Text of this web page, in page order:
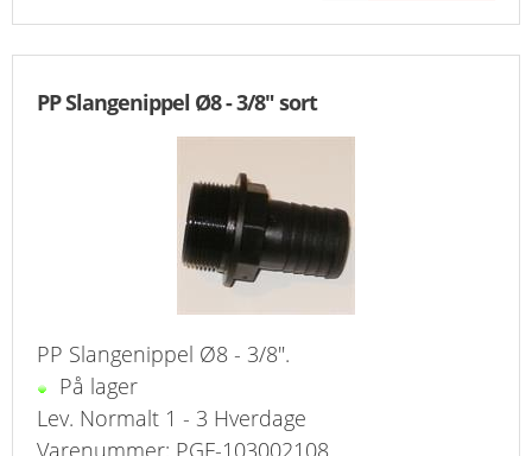
KURV
VILKÅR
FAQ
PP Slangenippel Ø8 - 3/8" sort
PP Slangenippel Ø8 - 3/8".
På lager
Lev. Normalt 1 - 3 Hverdage
Varenummer: PGF-103002108